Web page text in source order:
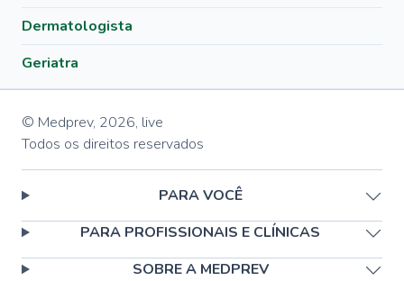
Dermatologista
Geriatra
© Medprev, 2026, live
Todos os direitos reservados
PARA VOCÊ
PARA PROFISSIONAIS E CLÍNICAS
SOBRE A MEDPREV